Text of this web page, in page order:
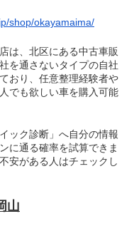
shop/okayamaima/
は、北区にある中古車販
を通さないタイプの自社
おり、任意整理経験者や
でも欲しい車を購入可能
ック診断」へ自分の情報
に通る確率を試算できま
安がある人はチェックし
山